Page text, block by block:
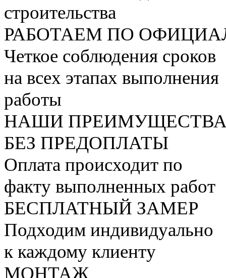
строительства
РАБОТАЕМ ПО
Четкое соблюдения сроков
на всех этапах выполнения
работы
НАШИ
БЕЗ ПРЕДОПЛАТЫ
Оплата происходит по
факту выполненных работ
БЕСПЛАТНЫЙ ЗАМЕР
Подходим индивидуально
к каждому клиенту
МОНТАЖ